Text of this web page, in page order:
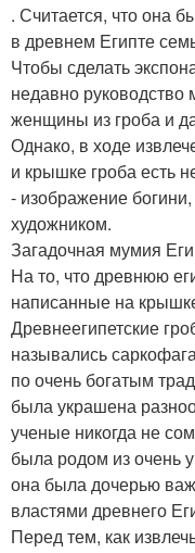
. Считается, что она
в древнем Египте
Чтобы сделать
недавно
женщины из гроба и
Однако, в ходе
и крышке гроба есть
- изображение
художником.
Загадочная мумия
На то, что древнюю
написанные на
Древнеегипетские
назывались
по очень богатым
была украшена
ученые никогда не
была родом из очень
она была дочерью
властями древнего
Перед тем, как